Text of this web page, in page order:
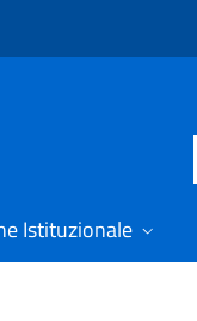
Istituzionale